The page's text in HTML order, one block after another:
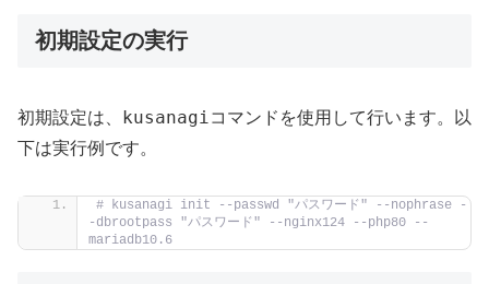
初期設定の実行
初期設定は、 kusanagiコマンドを使用して行います。以
下は実行例です。
# kusanagi init --passwd "パスワード" --nophrase -
-dbrootpass "パスワード" --nginx124 --php80 --
mariadb10.6